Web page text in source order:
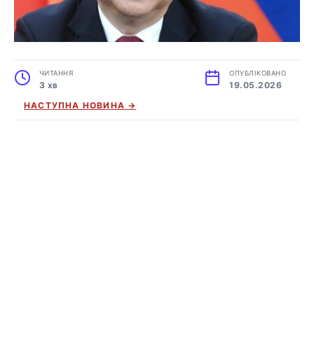
ЧИТАННЯ
3 хв
ОПУБЛІКОВАНО
19.05.2026
НАСТУПНА НОВИНА →